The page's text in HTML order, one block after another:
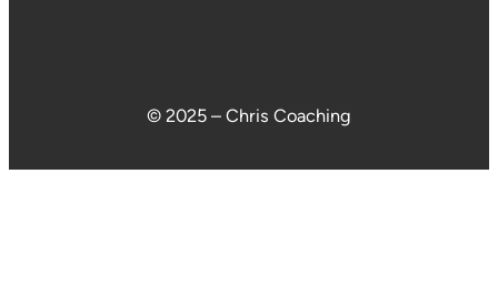
© 2025 – Chris Coaching